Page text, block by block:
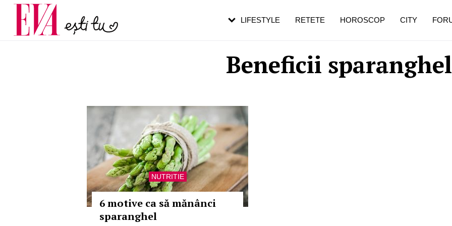
Beneficii sparanghel
NUTRITIE
6 motive ca să mănânci
sparanghel
LIFESTYLE RETETE HOROSCOP CITY
Carieră
Actualitate
pe măsură ce înaintezi în vârstă